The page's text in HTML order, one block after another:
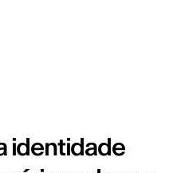
identidade